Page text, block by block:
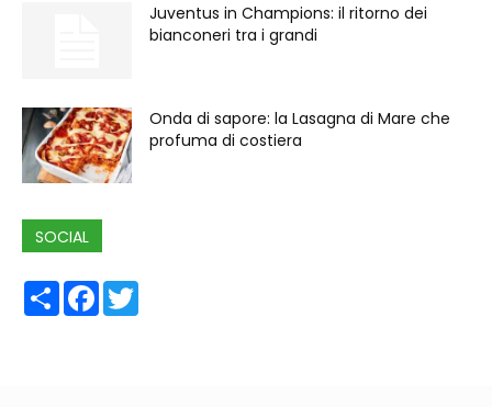
Juventus in Champions: il ritorno dei
bianconeri tra i grandi
Onda di sapore: la Lasagna di Mare che
profuma di costiera
SOCIAL
ShareFacebook